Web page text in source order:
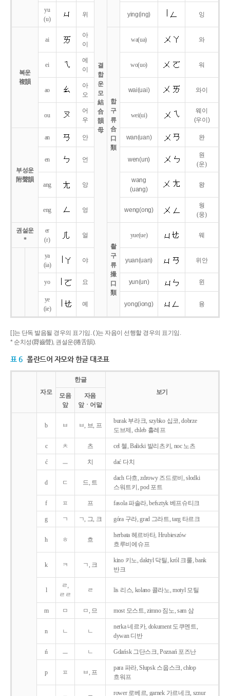
결
합
운
모
結
合
韻
母
yu
(u)
위 ying(ing) 잉
복운
複韻
ai
아
이
합
구
류
合
口
類
wa(ua) 와
ei
에
이
wo(uo) 워
ao
아
오
wai(uai) 와이
ou
어
우
wei(ui)
웨이
(우이)
부성운
附聲韻
an 안 wan(uan) 완
en 언 wen(un)
원
(운)
ang 앙
wang
(uang)
왕
eng 엉 weng(ong)
웡
(웅)
권설운
*
er
(r)
얼
촬
구
류
撮
口
類
yue(ue) 웨
ya
(ia)
야 yuan(uan) 위안
yo 요 yun(un) 윈
ye
(ie)
예 yong(iong) 융
[ ]는 단독 발음될 경우의 표기임. ( )는 자음이 선행할 경우의 표기임.
* 순치성(脣齒聲), 권설운(捲舌韻).
표 6 폴란드어 자모와 한글 대조표
자모
한글
보기
모음
앞
자음
앞ㆍ어말
b ㅂ ㅂ, 브, 프
burak 부라크, szybko 십코, dobrze
도브제, chleb 흘레프
c ㅊ 츠 cel 첼, Balicki 발리츠키, noc 노츠
ć ㅡ 치 dać 다치
d ㄷ 드, 트
dach 다흐, zdrowy 즈드로비, słodki
스워트키, pod 포트
f ㅍ 프 fasola 파솔라, befsztyk 베프슈티크
g ㄱ ㄱ, 그, 크 góra 구라, grad 그라트, targ 타르크
h ㅎ 흐
herbata 헤르바타, Hrubieszów
흐루비에슈프
k ㅋ ㄱ, 크
kino 키노, daktyl 닥틸, król 크룰, bank
반크
l
ㄹ,
ㄹㄹ
ㄹ lis 리스, kolano 콜라노, motyl 모틸
m ㅁ ㅁ, 므 most 모스트, zimno 짐노, sam 삼
n ㄴ ㄴ
nerka 네르카, dokument 도쿠멘트,
dywan 디반
ń ㅡ ㄴ Gdańsk 그단스크, Poznań 포즈난
p ㅍ ㅂ, 프
para 파라, Słupsk 스웁스크, chłop
흐워프
rower 로베르, garnek 가르네크, sznur